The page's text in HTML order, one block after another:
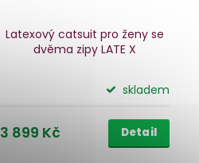
Latexový catsuit pro ženy se
dvěma zipy LATE X
skladem
3 899 Kč Detail